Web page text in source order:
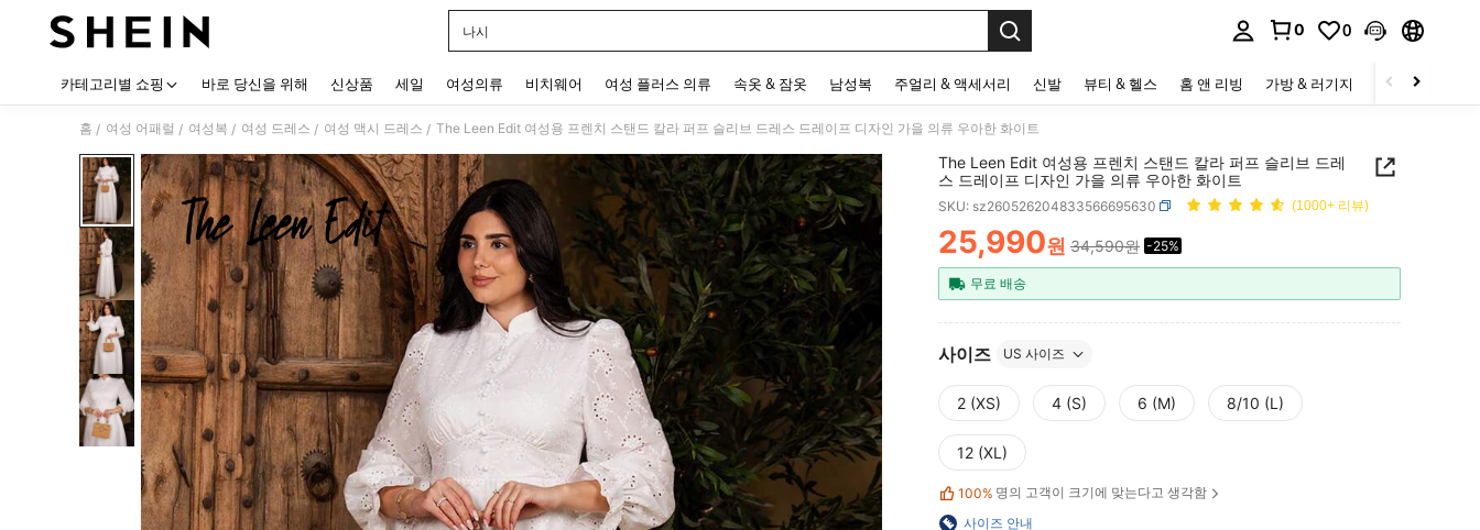
나시
0 0
카테고리별 쇼핑 바로 당신을 위해 신상품 세일 여성의류 비치웨어 여성 플러스 의류 속옷 & 잠옷 남성복 주얼리 & 액세서리 신발 뷰티 & 헬스 홈 앤 리빙 가방 & 러기지 스포츠 & 아웃
홈 / 여성 어패럴 / 여성복 / 여성 드레스 / 여성 맥시 드레스 / The Leen Edit 여성용 프렌치 스탠드 칼라 퍼프 슬리브 드레스 드레이프 디자인 가을 의류 우아한 화이트
The Leen Edit 여성용 프렌치 스탠드 칼라 퍼프 슬리브 드레
스 드레이프 디자인 가을 의류 우아한 화이트
SKU: sz260526204833566695630 (1000+ 리뷰)
PRICE AND AVAILABILITY
25,990원 34,590원 -25%
무료 배송
사이즈 US 사이즈
2 (XS) 4 (S) 6 (M) 8/10 (L)
12 (XL)
100% 명의 고객이 크기에 맞는다고 생각함
사이즈 안내